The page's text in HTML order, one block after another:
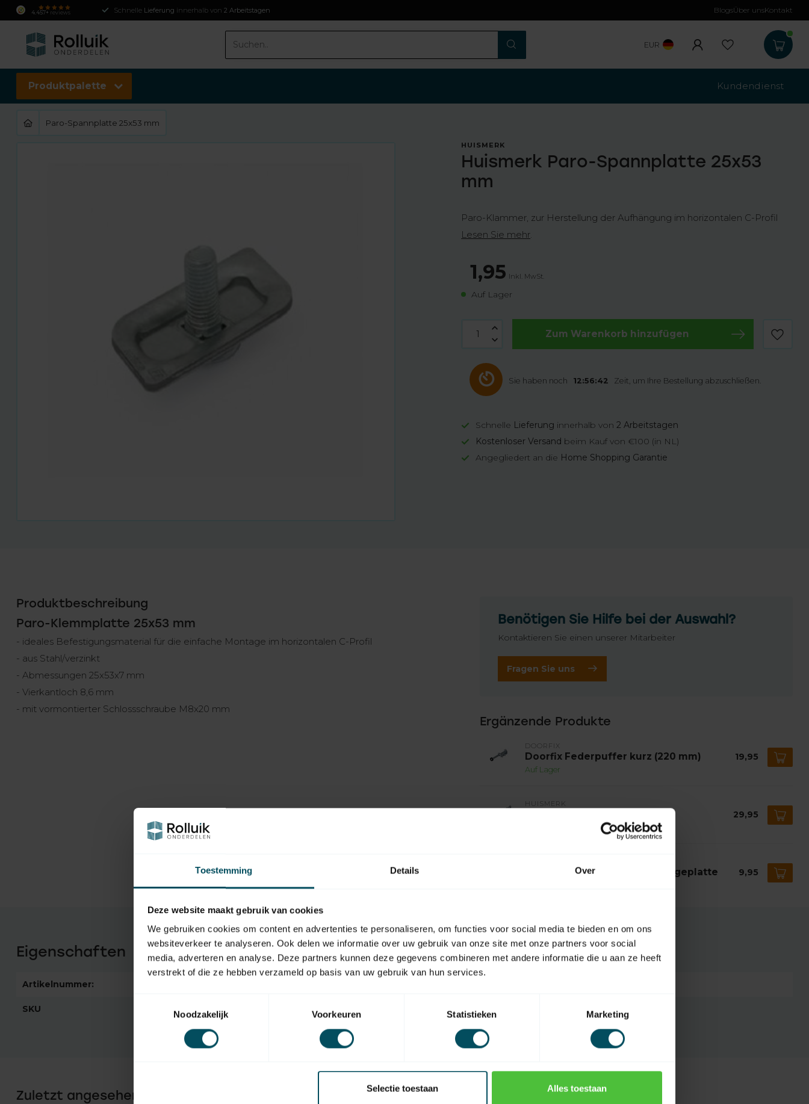
Toestemming Details Over
Deze website maakt gebruik van cookies
We gebruiken cookies om content en advertenties te personaliseren, om functies voor social media te bieden en om ons
websiteverkeer te analyseren. Ook delen we informatie over uw gebruik van onze site met onze partners voor social
media, adverteren en analyse. Deze partners kunnen deze gegevens combineren met andere informatie die u aan ze heeft
verstrekt of die ze hebben verzameld op basis van uw gebruik van hun services.
Noodzakelijk
Voorkeuren Statistieken Marketing
Selectie toestaan Alles toestaan
4.457+ reviews Schnelle Lieferung innerhalb von 2 Arbeitstagen Kostenloser
BlogsÜber unsKontakt
EUR
Produktpalette Kundendienst
Paro-Spannplatte 25x53 mm
HUISMERK
Huismerk Paro-Spannplatte 25x53
mm
Paro-Klammer, zur Herstellung der Aufhängung im horizontalen C-Profil
Lesen Sie mehr.
1,95 Inkl. MwSt.
Auf Lager
Zum Warenkorb hinzufügen
Sie haben noch 12:56:41 Zeit, um Ihre Bestellung abzuschließen.
Schnelle Lieferung innerhalb von2 Arbeitstagen
Kostenloser Versand beim Kauf von €100 (in NL)
Angegliedert an die Home Shopping Garantie
Produktbeschreibung
Paro-Klemmplatte 25x53 mm
- ideales Befestigungsmaterial für die einfache Montage im horizontalen C-Profil
- aus Stahl/verzinkt
- Abmessungen 25x53x7 mm
- Vierkantloch 8,6 mm
- mit vormontierter Schlossschraube M8x20 mm
Benötigen Sie Hilfe bei der Auswahl?
Kontaktieren Sie einen unserer Mitarbeiter
Fragen Sie uns
Ergänzende Produkte
DOORFIX
Doorfix Federpuffer kurz (220 mm)
Auf Lager
19,95
HUISMERK
29,95
Huismerk Federpuffer-Montageplatte 9,95
Eigenschaften
Artikelnummer:
SKU 10316
Zuletzt angesehen